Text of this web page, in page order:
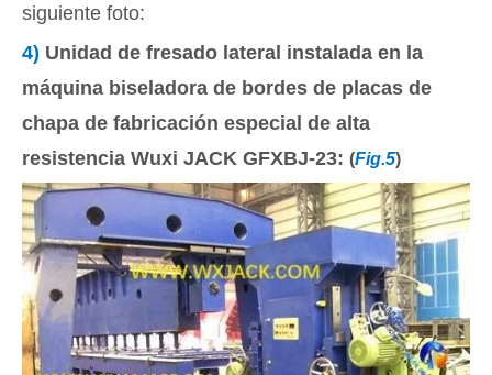
siguiente foto:
4) Unidad de fresado lateral instalada en la
máquina biseladora de bordes de placas de
chapa de fabricación especial de alta
resistencia Wuxi JACK GFXBJ-23: (Fig.5)